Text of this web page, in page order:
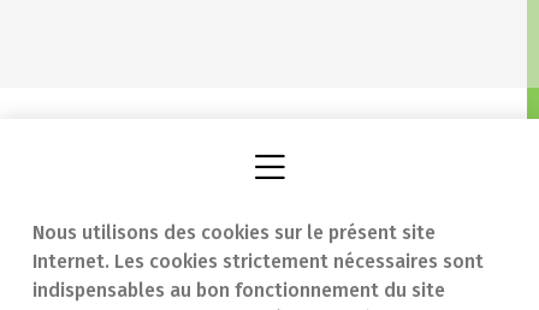
Nous utilisons des cookies sur le présent site
Internet. Les cookies strictement nécessaires sont
indispensables au bon fonctionnement du site
Trouver une
En cas d'urgence